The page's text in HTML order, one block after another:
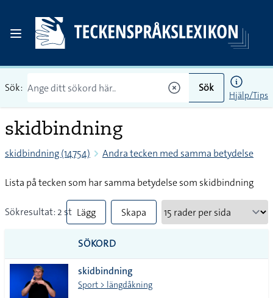
Sök: Sök
Hjälp/Tips
skidbindning
skidbindning (14754) Andra tecken med samma betydelse
Lista på tecken som har samma betydelse som skidbindning
Sökresultat: 2 st Lägg
till
alla i
lista
Skapa
SÖKORD
skidbindning
Sport > längdåkning